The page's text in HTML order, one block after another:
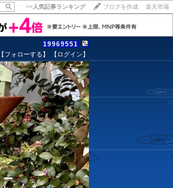
>>人気記事ランキング ブログを作成 楽天市場
19969551
【フォローする】
【ログイン】
15記事にいいね！で1ポイント
10秒滞在
いいね! --/--